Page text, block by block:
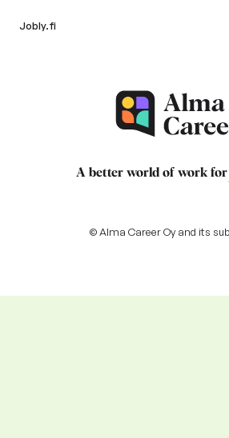
Jobly.fi
A better world of work for
© Alma Career Oy and its